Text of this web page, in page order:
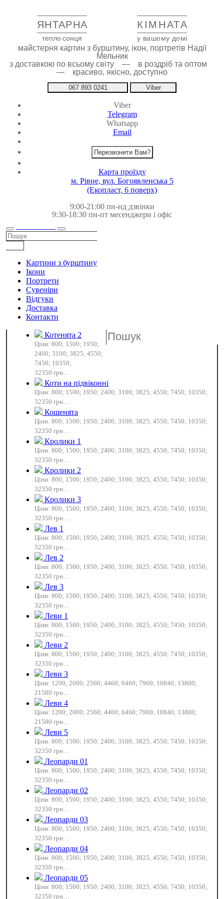
ЯНТАРНА КІМНАТА
тепло сонця у вашому домі
майстерня картин з бурштину, ікон, портретів Надії
Мельник
з доставкою по всьому світу — в роздріб та оптом
— красиво, якісно, доступно
067 893 0241 Viber
Viber
Telegram
Whatsapp
Email
Перезвонити Вам?
Карта проїзду
м. Рівне, вул. Богоявленська 5
(Екопласт, 6 поверх)
9:00-21:00 пн-нд дзвінки
9:30-18:30 пн-пт месенджери і офіс
Картини з бурштину
Ікони
Портрети
Сувеніри
Відгуки
Доставка
Контакти
Котенята 2
Ціни: 800; 1500; 1950;
2400; 3100; 3825; 4550;
7450; 10350;
32350 грн…
Коти на підвіконні
Ціни: 800; 1500; 1950; 2400; 3100; 3825; 4550; 7450; 10350;
32350 грн…
Кошенята
Ціни: 800; 1500; 1950; 2400; 3100; 3825; 4550; 7450; 10350;
32350 грн…
Кролики 1
Ціни: 800; 1500; 1950; 2400; 3100; 3825; 4550; 7450; 10350;
32350 грн…
Кролики 2
Ціни: 800; 1500; 1950; 2400; 3100; 3825; 4550; 7450; 10350;
32350 грн…
Кролики 3
Ціни: 800; 1500; 1950; 2400; 3100; 3825; 4550; 7450; 10350;
32350 грн…
Лев 1
Ціни: 800; 1500; 1950; 2400; 3100; 3825; 4550; 7450; 10350;
32350 грн…
Лев 2
Ціни: 800; 1500; 1950; 2400; 3100; 3825; 4550; 7450; 10350;
32350 грн…
Лев 3
Ціни: 800; 1500; 1950; 2400; 3100; 3825; 4550; 7450; 10350;
32350 грн…
Леви 1
Ціни: 800; 1500; 1950; 2400; 3100; 3825; 4550; 7450; 10350;
32350 грн…
Леви 2
Ціни: 800; 1500; 1950; 2400; 3100; 3825; 4550; 7450; 10350;
32350 грн…
Леви 3
Ціни: 1200; 2000; 2560; 4460; 6460; 7960; 10840; 13800;
21580 грн…
Леви 4
Ціни: 1200; 2000; 2560; 4460; 6460; 7960; 10840; 13800;
21580 грн…
Леви 5
Ціни: 800; 1500; 1950; 2400; 3100; 3825; 4550; 7450; 10350;
32350 грн…
Леопарди 01
Ціни: 800; 1500; 1950; 2400; 3100; 3825; 4550; 7450; 10350;
32350 грн…
Леопарди 02
Ціни: 800; 1500; 1950; 2400; 3100; 3825; 4550; 7450; 10350;
32350 грн…
Леопарди 03
Ціни: 800; 1500; 1950; 2400; 3100; 3825; 4550; 7450; 10350;
32350 грн…
Леопарди 04
Ціни: 800; 1500; 1950; 2400; 3100; 3825; 4550; 7450; 10350;
32350 грн…
Леопарди 05
Ціни: 800; 1500; 1950; 2400; 3100; 3825; 4550; 7450; 10350;
32350 грн…